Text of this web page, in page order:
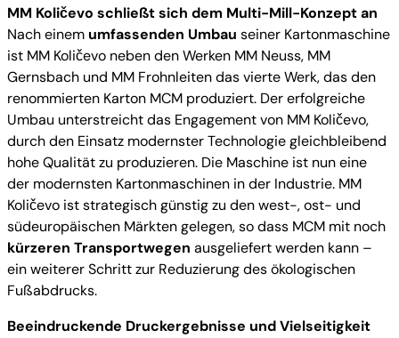
MM Količevo schließt sich dem Multi-Mill-Konzept an
Nach einem umfassenden Umbau seiner Kartonmaschine
ist MM Količevo neben den Werken MM Neuss, MM
Gernsbach und MM Frohnleiten das vierte Werk, das den
renommierten Karton MCM produziert. Der erfolgreiche
Umbau unterstreicht das Engagement von MM Količevo,
durch den Einsatz modernster Technologie gleichbleibend
hohe Qualität zu produzieren. Die Maschine ist nun eine
der modernsten Kartonmaschinen in der Industrie. MM
Količevo ist strategisch günstig zu den west-, ost- und
südeuropäischen Märkten gelegen, so dass MCM mit noch
kürzeren Transportwegen ausgeliefert werden kann –
ein weiterer Schritt zur Reduzierung des ökologischen
Fußabdrucks.
Beeindruckende Druckergebnisse und Vielseitigkeit